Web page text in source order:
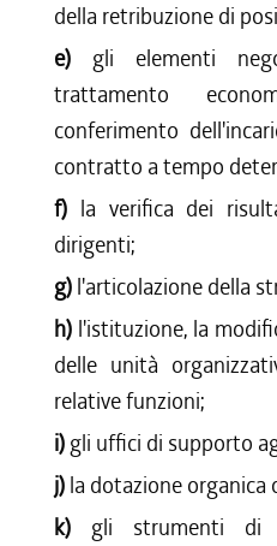
della retribuzione di
e) gli elementi
trattamento
conferimento
contratto a tempo
f) la verifica dei
dirigenti;
g) l'articolazione della
h) l'istituzione, la
delle unità
relative funzioni;
i) gli uffici di supporto
j) la dotazione organica
k) gli strumenti di